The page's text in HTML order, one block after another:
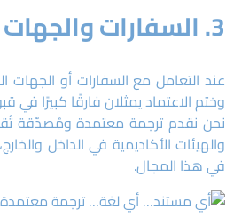
3. السفارات والجهات الرسمية
عند التعامل مع السفارات أو الجهات
وختم الاعتماد يمثلان فارقًا كبيرًا في
نحن نقدم ترجمة معتمدة ومُصدّقة
والهيئات الأكاديمية في الداخل
في هذا المجال.